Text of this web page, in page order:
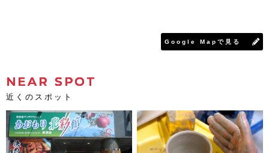
Google Mapで見る
NEAR SPOT
近くのスポット